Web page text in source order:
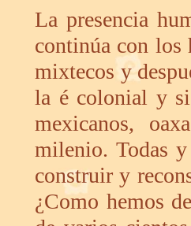
La presencia
continúa con los
mixtecos y
la é colonial y
mexicanos,
milenio. Todas
construir y
¿Como hemos